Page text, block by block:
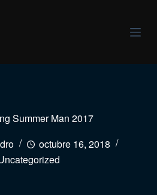
Summer Man 2017
octubre 16, 2018